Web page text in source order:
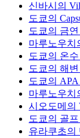
신바시의
도쿄의
도쿄의 금
마루노우치
도쿄의 온
도쿄의 해
도쿄의 APA
마루노우치
시오도메의
도쿄의 골
유라쿠초의